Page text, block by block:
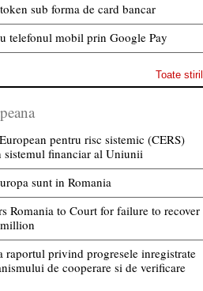
sub forma de card bancar
telefonul mobil prin Google Pay
Toate
pentru risc sistemic (CERS)
financiar al Uniunii
sunt in Romania
Romania to Court for failure to recover
raportul privind progresele inregistrate
de cooperare si de verificare